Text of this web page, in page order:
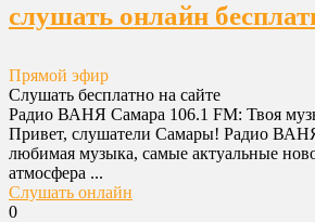
слушать онлайн
Прямой эфир
Слушать бесплатно на сайте
Радио ВАНЯ Самара 106.1 FM: Твоя
Привет, слушатели Самары! Радио
любимая музыка, самые актуальные
атмосфера ...
Слушать онлайн
0